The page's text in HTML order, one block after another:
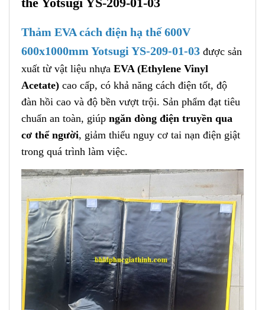
Thảm EVA cách điện hạ thế 600V
600x1000mm Yotsugi YS-209-01-03 được sản
xuất từ vật liệu nhựa EVA (Ethylene Vinyl
Acetate) cao cấp, có khả năng cách điện tốt, độ
đàn hồi cao và độ bền vượt trội. Sản phẩm đạt tiêu
chuẩn an toàn, giúp ngăn dòng điện truyền qua
cơ thể người, giảm thiểu nguy cơ tai nạn điện giật
trong quá trình làm việc.